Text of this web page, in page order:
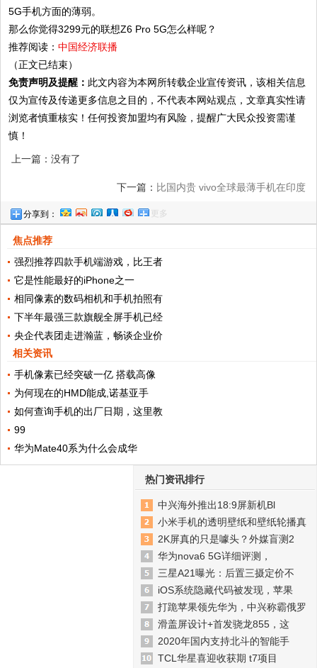
5G手机方面的薄弱。
那么你觉得3299元的联想Z6 Pro 5G怎么样呢？
推荐阅读：中国经济联播
（正文已结束）
免责声明及提醒： 此文内容为本网所转载企业宣传资讯，该相关信息
仅为宣传及传递更多信息之目的，不代表本网站观点，文章真实性请
浏览者慎重核实！任何投资加盟均有风险，提醒广大民众投资需谨
慎！
上一篇：没有了
下一篇： 比国内贵 vivo全球最薄手机在印度
分享到： 更多
焦点推荐
强烈推荐四款手机端游戏，比王者
它是性能最好的iPhone之一
相同像素的数码相机和手机拍照有
下半年最强三款旗舰全屏手机已经
央企代表团走进瀚蓝，畅谈企业价
相关资讯
手机像素已经突破一亿 搭载高像
为何现在的HMD能成,诺基亚手
如何查询手机的出厂日期，这里教
99
华为Mate40系为什么会成华
热门资讯排行
中兴海外推出18:9屏新机Bl
小米手机的透明壁纸和壁纸轮播真
2K屏真的只是噱头？外媒盲测2
华为nova6 5G详细评测，
三星A21曝光：后置三摄定价不
iOS系统隐藏代码被发现，苹果
打跪苹果领先华为，中兴称霸俄罗
滑盖屏设计+首发骁龙855，这
2020年国内支持北斗的智能手
TCL华星喜迎收获期 t7项目